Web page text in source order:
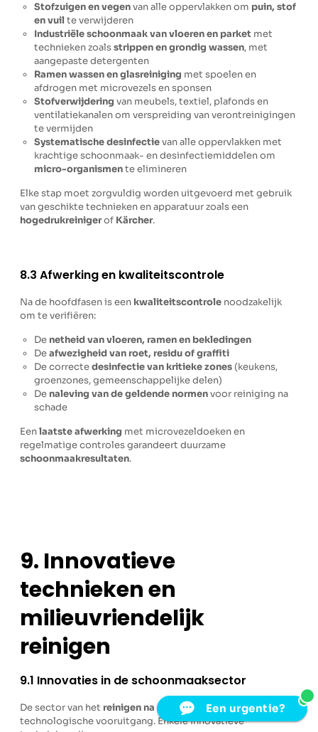
Stofzuigen en vegenvan alle oppervlakken om puin, stof
en vuilte verwijderen
Industriële schoonmaak van vloeren en parket met
technieken zoalsstrippen en grondig wassen, met
aangepaste detergenten
Ramen wassen en glasreiniging met spoelen en
afdrogen met microvezels en sponsen
Stofverwijdering van meubels, textiel, plafonds en
ventilatiekanalen om verspreiding van verontreinigingen
te vermijden
Systematische desinfectievan alle oppervlakken met
krachtige schoonmaak- en desinfectiemiddelen om
micro-organismente elimineren
Elke stap moet zorgvuldig worden uitgevoerd met gebruik
van geschikte technieken en apparatuur zoals een
hogedrukreinigerof Kärcher.
8.3 Afwerking en kwaliteitscontrole
Na de hoofdfasen is een kwaliteitscontrole noodzakelijk
om te verifiëren:
De netheid van vloeren, ramen en bekledingen
Deafwezigheid van roet, residu of graffiti
De correctedesinfectie van kritieke zones (keukens,
groenzones, gemeenschappelijke delen)
De naleving van de geldende normenvoor reiniging na
schade
Eenlaatste afwerking met microvezeldoeken en
regelmatige controles garandeert duurzame
schoonmaakresultaten.
9. Innovatieve
technieken en
milieuvriendelijk
reinigen
9.1 Innovaties in de schoonmaaksector
De sector van het reinigen na brandevolueert snel dankzij
technologische vooruitgang. Enkele innovatieve
Een urgentie?